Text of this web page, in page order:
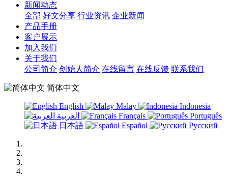
新闻动态
全部 好文分享 行业资讯 企业新闻
产品手册
客户展示
加入我们
关于我们
公司简介 创始人简介 在线留言 在线反馈 联系我们
简体中文
English Malay
Indonesia
Français
Português
日本語
Español Русский